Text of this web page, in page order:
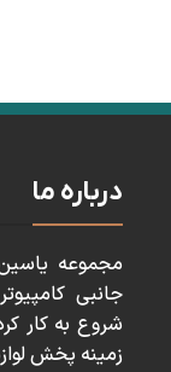
درباره ما
مجموعه ياسين
شروع به كار
زمينه پخش